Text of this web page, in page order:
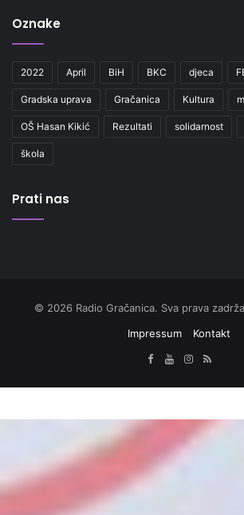
Oznake
2022 April BiH BKC djeca
Gradska uprava Gračanica Kultura
OŠ Hasan Kikić Rezultati solidarnost
škola
Prati nas
© 2026 Radio Gračanica. Sva prava
Impressum
Kontakt